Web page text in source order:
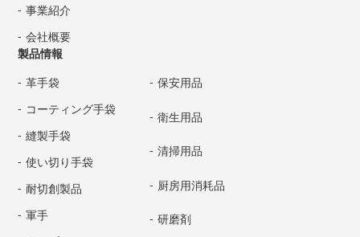
事業紹介
会社概要
製品情報
革手袋
コーティング手袋
縫製手袋
使い切り手袋
耐切創製品
軍手
保安用品
衛生用品
清掃用品
厨房用消耗品
研磨剤